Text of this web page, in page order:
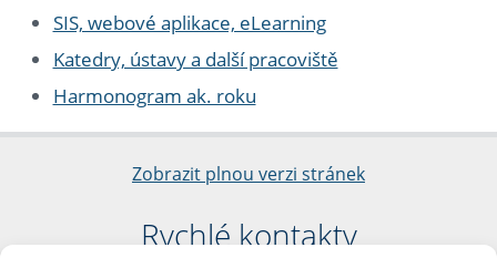
SIS, webové aplikace, eLearning
Katedry, ústavy a další pracoviště
Harmonogram ak. roku
Zobrazit plnou verzi stránek
Rychlé kontakty